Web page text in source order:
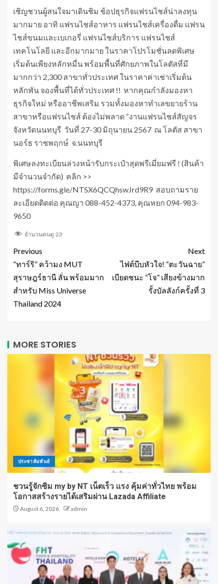
เชิญชวนผู้สนใจมาเดินชิม ช้อปธุรกิจแฟรนไชส์น่าลงทุน
มากมาย อาทิ แฟรนไชส์อาหาร แฟรนไชส์เครื่องดื่ม แฟรน
ไชส์ขนมและเบเกอรี่ แฟรนไชส์บริการ แฟรนไชส์
เทคโนโลยี และอีกมากมาย ในราคาโปรโมชั่นลดพิเศษ
เริ่มต้นเพียงหลักหมื่น พร้อมพื้นที่ศักยภาพในโลตัสที่มี
มากกว่า 2,300 สาขาทั่วประเทศ ในราคาค่าเช่าเริ่มต้น
หลักพัน จองพื้นที่ได้ทั่วประเทศ !! หากคุณกำลังมองหา
ธุรกิจใหม่ หรืออาชีพเสริม รวมทั้งมองหาทำเลขยายร้าน
สาขาหรือแฟรนไชส์ ต้องไม่พลาด “งานแฟรนไชส์สัญจร
จังหวัดนนทบุรี วันที่ 27-30 มิถุนายน 2567 ณ โลตัส สาขา
นอร์ธ ราชพฤกษ์ จ.นนทบุรี
พิเศษลงทะเบียนล่วงหน้ารับกระเป๋าสุดพรีเมี่ยมฟรี ! (สินค้า
มีจำนวนจำกัด) คลิก >>
https://forms.gle/NTSX6QCQhswJrd9R9 สอบถามราย
ละเอียดติดต่อ คุณญา 088-452-4373, คุณหยก 094-983-
9650
จำนวนคนดู 23
Previous
“ทาร์ริ” คว้ามง MUT
สุราษฎร์ธานี ลั่น พร้อมมาก
สำหรับ Miss Universe
Thailand 2024
Next
ไฟต์บีบหัวใจ! “ตะวันฉาย”
เบียดชนะ “โจ” เสียงข้างมาก
รั้งบัลลังก์ครั้งที่ 3
MORE STORIES
ประชาสัมพันธ์
ชวนรู้จักซิม my by NT เน็ตเร็ว แรง คุ้มค่าทั่วไทย พร้อม
โอกาสสร้างรายได้เสริมผ่าน Lazada Affiliate
August 6, 2026 admin